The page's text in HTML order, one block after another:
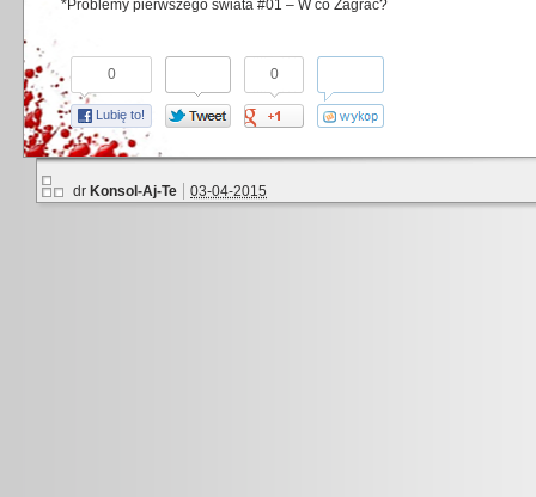
*Problemy pierwszego świata #01 – W co Zagrać?
0
Lubię to!
0
dr Konsol-Aj-Te 03-04-2015